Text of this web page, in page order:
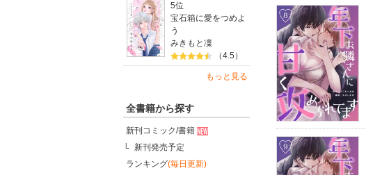
5位
宝石箱に愛をつめよ
う
みきもと凜
（4.5）
もっと見る
全書籍から探す
新刊コミック/書籍
新刊発売予定
ランキング(毎日更新)